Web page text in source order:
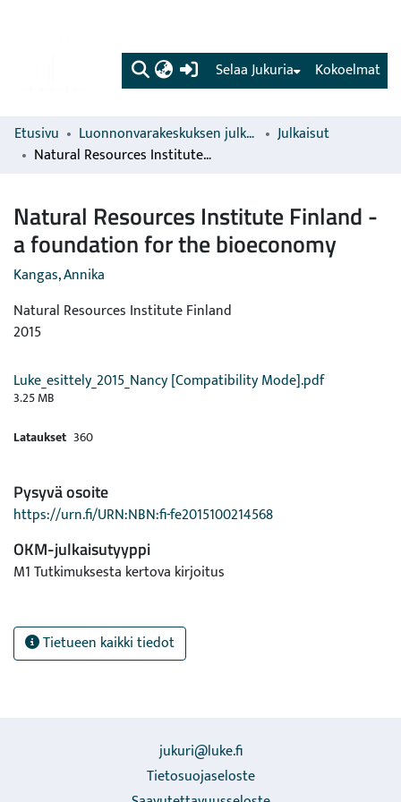
(current) Kokoelmat
Selaa Jukuria
Etusivu Luonnonvarakeskuksen julkaisut
Julkaisut
Natural Resources Institute Finland - a foundation for the bioeconomy
Natural Resources Institute Finland -
a foundation for the bioeconomy
Kangas, Annika
Natural Resources Institute Finland
2015
Luke_esittely_2015_Nancy [Compatibility Mode].pdf
3.25 MB
Lataukset 360
Pysyvä osoite
https://urn.fi/URN:NBN:fi-fe2015100214568
OKM-julkaisutyyppi
M1 Tutkimuksesta kertova kirjoitus
Tietueen kaikki tiedot
jukuri@luke.fi
Tietosuojaseloste